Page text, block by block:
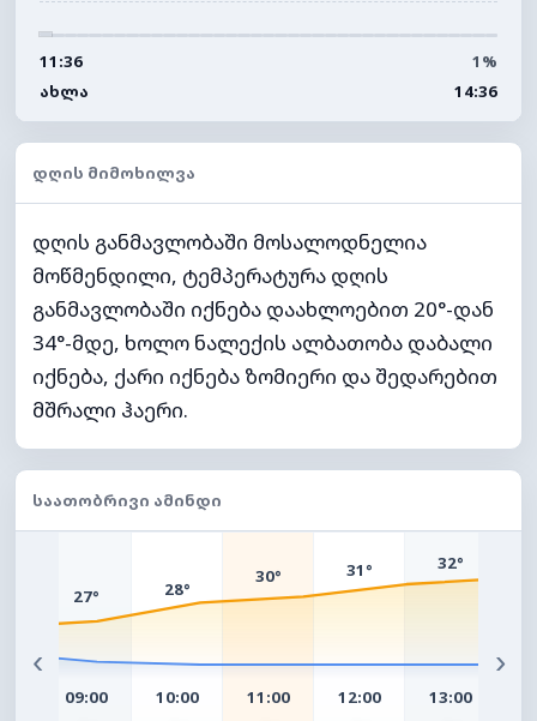
11:36
1%
ᲐᲮᲚᲐ
14:36
ᲓᲦᲘᲡ ᲛᲘᲛᲝᲮᲘᲚᲕᲐ
დღის განმავლობაში მოსალოდნელია
მოწმენდილი, ტემპერატურა დღის
განმავლობაში იქნება დაახლოებით 20°-დან
34°-მდე, ხოლო ნალექის ალბათობა დაბალი
იქნება, ქარი იქნება ზომიერი და შედარებით
მშრალი ჰაერი.
ᲡᲐᲐᲗᲝᲑᲠᲘᲕᲘ ᲐᲛᲘᲜᲓᲘ
‹
27°
09:00
28°
10:00
30°
11:00
31°
12:00
32°
13:00
›